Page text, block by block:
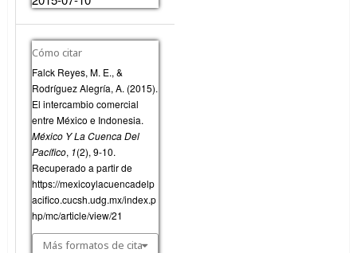
Cómo citar
Falck Reyes, M. E., &
Rodríguez Alegría, A. (2015).
El intercambio comercial
entre México e Indonesia.
México Y La Cuenca Del
Pacífico, 1(2), 9-10.
Recuperado a partir de
https://mexicoylacuencadelp
acifico.cucsh.udg.mx/index.p
hp/mc/article/view/21
Más formatos de cita